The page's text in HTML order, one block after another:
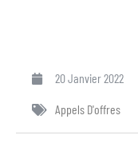
20 Janvier 2022
Appels D'offres